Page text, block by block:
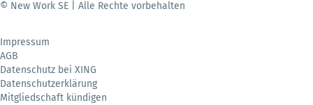
© New Work SE | Alle Rechte vorbehalten
Impressum
AGB
Datenschutz bei XING
Datenschutzerklärung
Mitgliedschaft kündigen